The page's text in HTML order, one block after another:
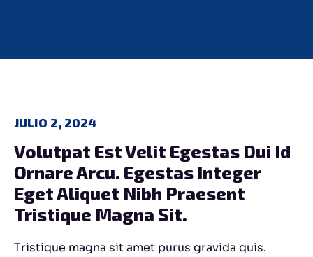
JULIO 2, 2024
Volutpat Est Velit Egestas Dui Id
Ornare Arcu. Egestas Integer
Eget Aliquet Nibh Praesent
Tristique Magna Sit.
Tristique magna sit amet purus gravida quis.